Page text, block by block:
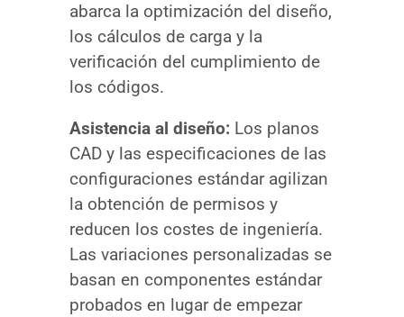
abarca la optimización del diseño,
los cálculos de carga y la
verificación del cumplimiento de
los códigos.
Asistencia al diseño: Los planos
CAD y las especificaciones de las
configuraciones estándar agilizan
la obtención de permisos y
reducen los costes de ingeniería.
Las variaciones personalizadas se
basan en componentes estándar
probados en lugar de empezar